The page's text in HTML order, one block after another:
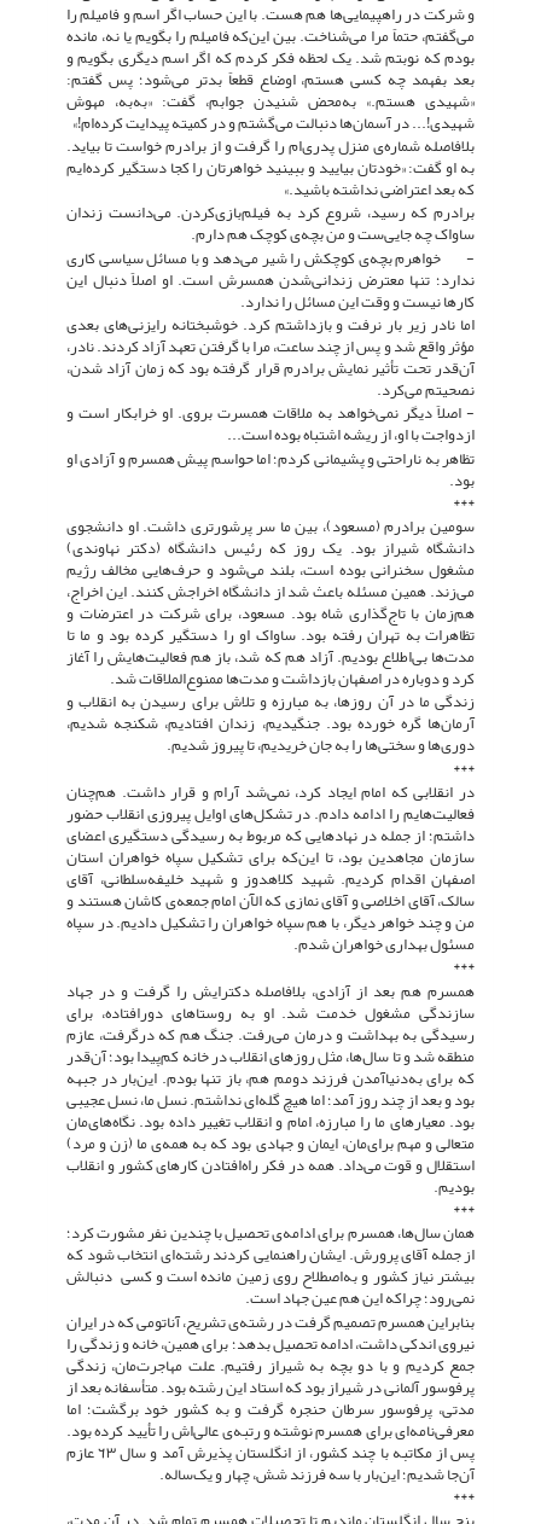
و شرکت در راهپیمایی‌ها هم هست. با این حساب اگر اسم و فامیلم را
می‌گفتم، حتماً مرا می‌شناخت. بین این‌که فامیلم را بگویم یا نه، مانده
بودم که نوبتم شد. یک لحظه فکر کردم که اگر اسم دیگری بگویم و
بعد بفهمد چه کسی هستم، اوضاع قطعاً بدتر می‌شود؛ پس گفتم:
«شهیدی هستم.» به‌محض شنیدن جوابم، گفت: «به‌به، مهوش
شهیدی!... در آسمان‌ها دنبالت می‌گشتم و در کمیته پیدایت کرده‌ام!»
بلافاصله شماره‌ی منزل پدری‌ام را گرفت و از برادرم خواست تا بیاید.
به او گفت: «خودتان بیایید و ببینید خواهرتان را کجا دستگیر کرده‌ایم
که بعد اعتراضی نداشته باشید.»
برادرم که رسید، شروع کرد به فیلم‌بازی‌کردن. می‌دانست زندان
ساواک چه جایی‌ست و من بچه‌ی کوچک هم دارم.
- خواهرم بچه‌ی کوچکش را شیر می‌دهد و با مسائل سیاسی کاری
ندارد؛ تنها معترض زندانی‌شدن همسرش است. او اصلاً دنبال این
کارها نیست و وقت این مسائل را ندارد.
اما نادر زیر بار نرفت و بازداشتم کرد. خوشبختانه رایزنی‌های بعدی
مؤثر واقع شد و پس از چند ساعت، مرا با گرفتن تعهد آزاد کردند. نادر،
آن‌قدر تحت تأثیر نمایش برادرم قرار گرفته بود که زمان آزاد شدن،
نصحیتم می‌کرد.
- اصلاً دیگر نمی‌خواهد به ملاقات همسرت بروی. او خرابکار است و
ازدواجت با او، از ریشه اشتباه بوده است...
تظاهر به ناراحتی و پشیمانی کردم؛ اما حواسم پیش همسرم و آزادی او
بود.
***
سومین برادرم (مسعود)، بین ما سر پرشورتری داشت. او دانشجوی
دانشگاه شیراز بود. یک روز که رئیس دانشگاه (دکتر نهاوندی)
مشغول سخنرانی بوده است، بلند می‌شود و حرف‌هایی مخالف رژیم
می‌زند. همین مسئله باعث شد از دانشگاه اخراجش کنند. این اخراج،
هم‌زمان با تاج‌گذاری شاه بود. مسعود، برای شرکت در اعترضات و
تظاهرات به تهران رفته بود. ساواک او را دستگیر کرده بود و ما تا
مدت‌ها بی‌اطلاع بودیم. آزاد هم که شد، باز هم فعالیت‌هایش را آغاز
کرد و دوباره در اصفهان بازداشت و مدت‌ها ممنوع‌الملاقات شد.
زندگی ما در آن روزها، به مبارزه و تلاش برای رسیدن به انقلاب و
آرمان‌ها گره خورده بود. جنگیدیم، زندان افتادیم، شکنجه شدیم،
دوری‌ها و سختی‌ها را به جان خریدیم، تا پیروز شدیم.
***
در انقلابی که امام ایجاد کرد، نمی‌شد آرام و قرار داشت. هم‌چنان
فعالیت‌هایم را ادامه دادم. در تشکل‌های اوایل پیروزی انقلاب حضور
داشتم؛ از جمله در نهادهایی که مربوط به رسیدگی دستگیری اعضای
سازمان مجاهدین بود، تا این‌که برای تشکیل سپاه خواهران استان
اصفهان اقدام کردیم. شهید کلاهدوز و شهید خلیفه‌سلطانی، آقای
سالک، آقای اخلاصی و آقای نمازی که الآن امام جمعه‌ی کاشان هستند و
من و چند خواهر دیگر، با هم سپاه خواهران را تشکیل دادیم. در سپاه
مسئول بهداری خواهران شدم.
***
همسرم هم بعد از آزادی، بلافاصله دکترایش را گرفت و در جهاد
سازندگی مشغول خدمت شد. او به روستاهای دورافتاده، برای
رسیدگی به بهداشت و درمان می‌رفت. جنگ هم که درگرفت، عازم
منطقه شد و تا سال‌ها، مثل روزهای انقلاب در خانه کم‌پیدا بود؛ آن‌قدر
که برای به‌دنیاآمدن فرزند دومم هم، باز تنها بودم. این‌بار در جبهه
بود و بعد از چند روز آمد؛ اما هیچ گله‌ای نداشتم. نسل ما، نسل عجیبی
بود. معیارهای ما را مبارزه، امام و انقلاب تغییر داده بود. نگاه‌های‌مان
متعالی و مهم برای‌مان، ایمان و جهادی بود که به همه‌ی ما (زن و مرد)
استقلال و قوت می‌داد. همه در فکر راه‌افتادن کارهای کشور و انقلاب
بودیم.
***
همان سال‌ها، همسرم برای ادامه‌ی تحصیل با چندین نفر مشورت کرد؛
از جمله آقای پرورش. ایشان راهنمایی کردند رشته‌ای انتخاب شود که
بیشتر نیاز کشور و به‌اصطلاح روی زمین مانده است و کسی دنبالش
نمی‌رود؛ چراکه این هم عین جهاد است.
بنابراین همسرم تصمیم گرفت در رشته‌ی تشریح، آناتومی که در ایران
نیروی اندکی داشت، ادامه تحصیل بدهد؛ برای همین، خانه و زندگی را
جمع کردیم و با دو بچه به شیراز رفتیم. علت مهاجرت‌مان، زندگی
پرفوسور آلمانی در شیراز بود که استاد این رشته بود. متأسفانه بعد از
مدتی، پرفوسور سرطان حنجره گرفت و به کشور خود برگشت؛ اما
معرفی‌نامه‌ای برای همسرم نوشته و رتبه‌ی عالی‌اش را تأیید کرده بود.
پس از مکاتبه با چند کشور، از انگلستان پذیرش آمد و سال ٦٣ عازم
آن‌جا شدیم؛ این‌بار با سه فرزند شش، چهار و یک‌ساله.
***